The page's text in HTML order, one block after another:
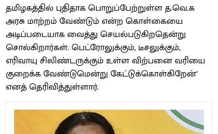
தமிழகத்தில் புதிதாக பொறுப்பேற்றுள்ள த.வெ.க
அரசு மாற்றம் வேண்டும் என்ற கொள்கையை
அடிப்படையாக வைத்து செயல்படுகிறதென்று
சொல்கிறார்கள். பெட்ரோலுக்கும், டீசலுக்கும்,
எரிவாயு சிலிண்டருக்கும் உள்ள விற்பனை வரியை
குறைக்க வேண்டுமென்று கேட்டுக்கொள்கிறேன்’
எனத் தெரிவித்துள்ளார்.